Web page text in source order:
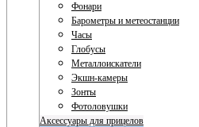
Фонари
Барометры и метеостанции
Часы
Глобусы
Металлоискатели
Экшн-камеры
Зонты
Фотоловушки
Аксессуары для прицелов